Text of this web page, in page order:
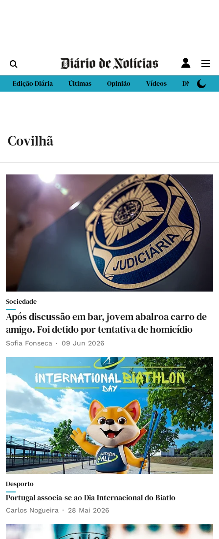
Edição Diária Últimas Opinião Vídeos DN Sport
Covilhã
Sociedade
Após discussão em bar, jovem abalroa carro de
amigo. Foi detido por tentativa de homicídio
Sofia Fonseca 09 Jun 2026
Desporto
Portugal associa-se ao Dia Internacional do Biatlo
Carlos Nogueira 28 Mai 2026